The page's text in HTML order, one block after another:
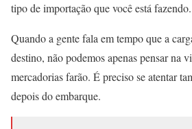
tipo de importação que você está fazendo.
Quando a gente fala em tempo que a
destino, não podemos apenas pensar na
mercadorias farão. É preciso se atentar
depois do embarque.